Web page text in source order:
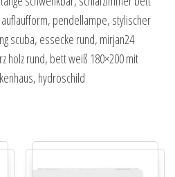
pendellampe, stylischer
scuba, essecke rund, mirjan24
holz rund, bett weiß 180×200 mit
hydroschild